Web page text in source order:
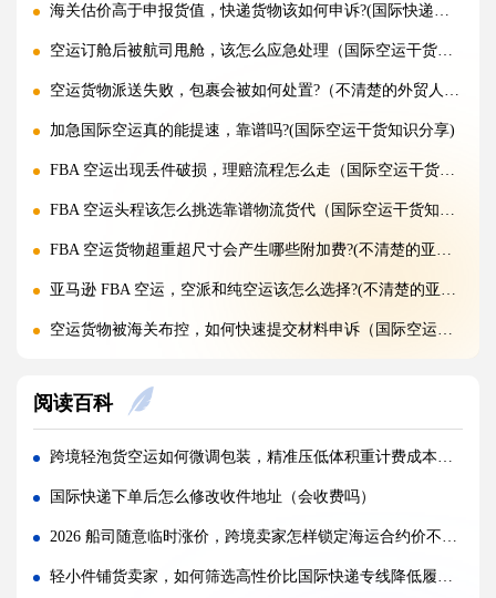
海关估价高于申报货值，快递货物该如何申诉?(国际快递干货知识分享)
空运订舱后被航司甩舱，该怎么应急处理（国际空运干货知识分享）
空运货物派送失败，包裹会被如何处置?（不清楚的外贸人看过来）
加急国际空运真的能提速，靠谱吗?(国际空运干货知识分享)
FBA 空运出现丢件破损，理赔流程怎么走（国际空运干货知识分享）
FBA 空运头程该怎么挑选靠谱物流货代（国际空运干货知识分享）
FBA 空运货物超重超尺寸会产生哪些附加费?(不清楚的亚马逊卖家看过来)
亚马逊 FBA 空运，空派和纯空运该怎么选择?(不清楚的亚马逊卖家看过来)
空运货物被海关布控，如何快速提交材料申诉（国际空运干货知识分享）
国际空运低申报被海关查到，罚款比例是多少?(国际空运干货知识分享)
国际空运的运单有什么作用，包含哪些关键信息（国际空运干货知识分享）
国内哪些港口是国际空运主流始发机场（国际空运干货知识分享）
什么是泡货、重货，国际空运分别怎么定价（国际空运干货知识分享）
国际空运直达与中转航班，该如何选择（不清楚的外贸人看过来）
阅读百科
跨境轻泡货空运如何微调包装，精准压低体积重计费成本（跨境电商卖家请注意）
国际快递下单后怎么修改收件地址（会收费吗）
2026 船司随意临时涨价，跨境卖家怎样锁定海运合约价不被加价（国际海运干货知识分享）
轻小件铺货卖家，如何筛选高性价比国际快递专线降低履约损耗（跨境电商卖家看过来）